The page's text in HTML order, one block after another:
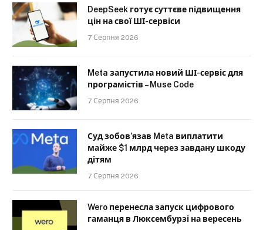
DeepSeek готує суттєве підвищення
цін на свої ШІ-сервіси
7 Серпня 2026
Meta запустила новий ШІ-сервіс для
програмістів – Muse Code
7 Серпня 2026
Суд зобов’язав Meta виплатити
майже $1 млрд через завдану шкоду
дітям
7 Серпня 2026
Wero перенесла запуск цифрового
гаманця в Люксембурзі на вересень